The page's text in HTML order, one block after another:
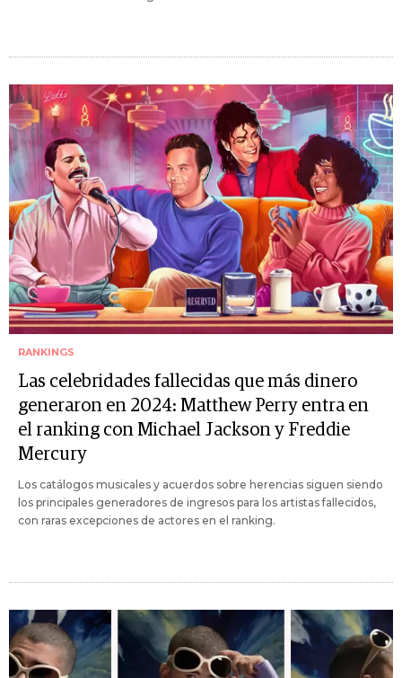
RANKINGS
Las celebridades fallecidas que más dinero
generaron en 2024: Matthew Perry entra en
el ranking con Michael Jackson y Freddie
Mercury
Los catálogos musicales y acuerdos sobre herencias siguen siendo
los principales generadores de ingresos para los artistas fallecidos,
con raras excepciones de actores en el ranking.